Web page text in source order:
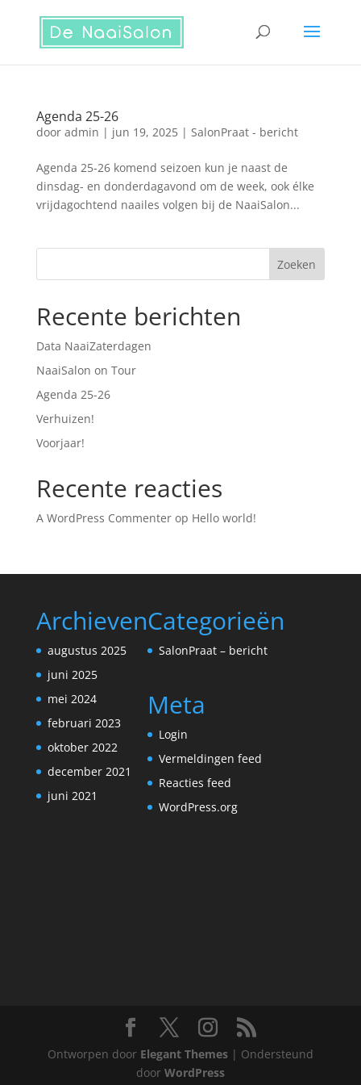
Agenda 25-26
door admin | jun 19, 2025| SalonPraat - bericht
Agenda 25-26 komend seizoen kun je naast de
dinsdag- en donderdagavond om de week, ook élke
vrijdagochtend naailes volgen bij de NaaiSalon...
Recente berichten
Data NaaiZaterdagen
NaaiSalon on Tour
Agenda 25-26
Verhuizen!
Voorjaar!
Recente reacties
A WordPress Commenterop Hello world!
Archieven
augustus 2025
juni 2025
mei 2024
februari 2023
oktober 2022
december 2021
juni 2021
Categorieën
SalonPraat – bericht
Meta
Login
Vermeldingen feed
Reacties feed
WordPress.org
Ontworpen door Elegant Themes| Ondersteund
door WordPress